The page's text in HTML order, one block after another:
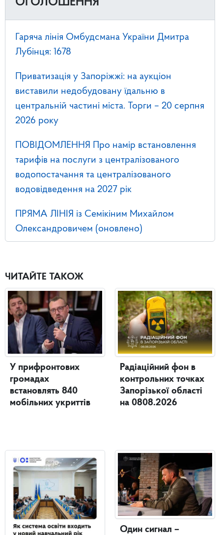
Гаряча лінія Омбудсмана України Дмитра
Лубінця: 1678
Приватизація у Запоріжжі: на аукціон
виставили недобудовану їдальню в
центральній частині міста. Торги – 20 серпня
2026 року
ПОВІДОМЛЕННЯ Про намір встановлення
тарифів на послуги з централізованого
водопостачання та централізованого
водовідведення на 2027 рік
ПРЯМА ЛІНІЯ із Семікіним Михайлом
Олександровичем (оновлено)
ЧИТАЙТЕ ТАКОЖ
У прифронтових
громадах
встановлять 840
мобільних укриттів
Радіаційний фон в
контрольних точках
Запорізької області
на 0808.2026
Один сигнал –